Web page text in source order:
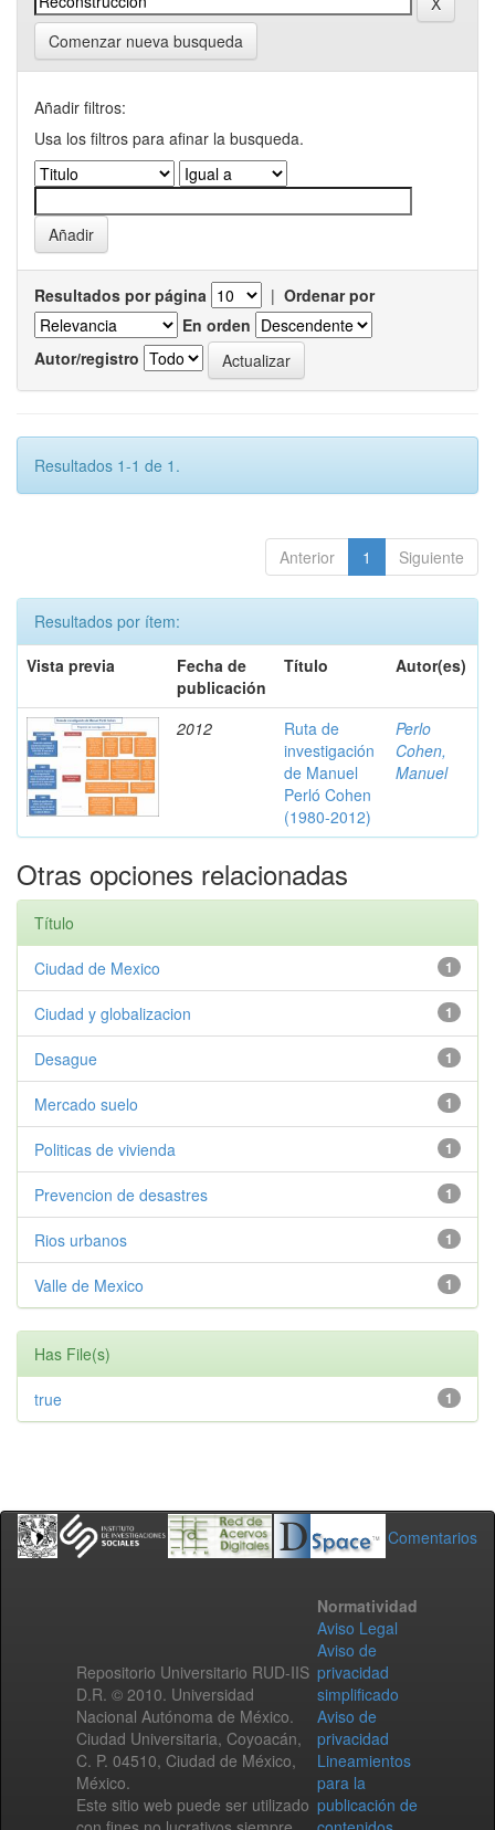
Comenzar nueva busqueda
Añadir filtros:
Usa los filtros para afinar la busqueda.
Resultados por página | Ordenar por
En orden
Autor/registro
Resultados 1-1 de 1.
Anterior 1 Siguiente
Resultados por ítem:
Vista previa
Fecha de
publicación
Título Autor(es)
2012
Ruta de
investigación
de Manuel
Perló Cohen
(1980-2012)
Perlo
Cohen,
Manuel
Otras opciones relacionadas
Título
1
Ciudad de Mexico
1
Ciudad y globalizacion
1
Desague
1
Mercado suelo
1
Politicas de vivienda
1
Prevencion de desastres
1
Rios urbanos
1
Valle de Mexico
Has File(s)
1
true
Comentarios
Repositorio Universitario RUD-IIS
D.R. © 2010. Universidad
Nacional Autónoma de México.
Ciudad Universitaria, Coyoacán,
C. P. 04510, Ciudad de México,
México.
Este sitio web puede ser utilizado
Normatividad
Aviso Legal
Aviso de
privacidad
simplificado
Aviso de
privacidad
Lineamientos
para la
publicación de